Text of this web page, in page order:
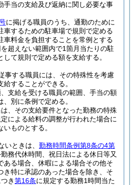
手当の支給及び返納に関し必要な事
に掲げる職員のうち、通勤のために
車するための駐車場で規則で定める
車料金を負担することを常例とする
超えない範囲内で1箇月当たりの駐
て規則で定める額を支給する。
事する職員には、その特殊性を考慮
することができる。
支給を受ける職員の範囲、手当の額
別に条例で定める。
、その支給要件となった勤務の特殊
による給料の調整が行われた場合に
ものとする。
いときは、 勤務時間条例第8条の4第
務代休時間、祝日法による休日等又
ある場合、休暇による場合その他そ
き特に承認のあった場合を除き、そ
き第16条に規定する勤務1時間当た